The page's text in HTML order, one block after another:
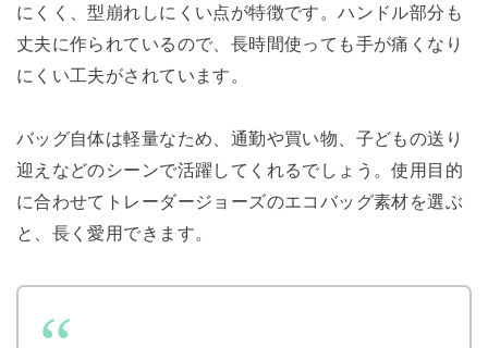
にくく、型崩れしにくい点が特徴です。ハンドル部分も
丈夫に作られているので、長時間使っても手が痛くなり
にくい工夫がされています。
バッグ自体は軽量なため、通勤や買い物、子どもの送り
迎えなどのシーンで活躍してくれるでしょう。使用目的
に合わせてトレーダージョーズのエコバッグ素材を選ぶ
と、長く愛用できます。